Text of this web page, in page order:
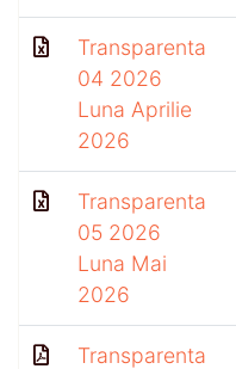
Transparenta
04 2026
Luna Aprilie
2026
Transparenta
05 2026
Luna Mai
2026
Transparenta